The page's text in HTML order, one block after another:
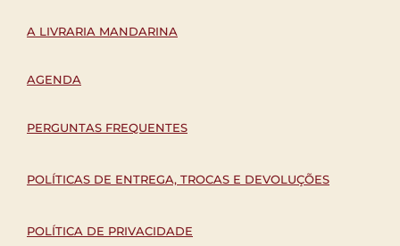
A LIVRARIA MANDARINA
AGENDA
PERGUNTAS FREQUENTES
POLÍTICAS DE ENTREGA, TROCAS E DEVOLUÇÕES
POLÍTICA DE PRIVACIDADE